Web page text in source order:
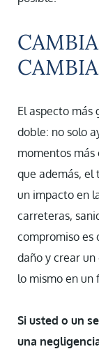
El aspecto
doble: no solo
momentos más
que además, el
un impacto en
carreteras,
compromiso es
daño y crear
lo mismo en un
Si usted o un
una